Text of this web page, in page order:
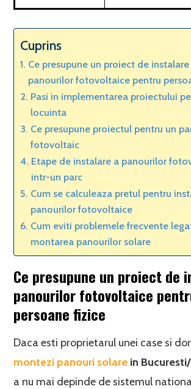
Cuprins
Ce presupune un proiect de instalare
panourilor fotovoltaice pentru
Pasi in implementarea proiectului
locuinta
Ce presupune proiectul pentru un
fotovoltaic
Etape de instalare a panourilor
intr-un parc
Cum se calculeaza pretul pentru
panourilor fotovoltaice
Cum eviti problemele frecvente
montarea panourilor solare
Ce presupune un proiect de
panourilor fotovoltaice
persoane fizice
Daca esti proprietarul unei case si
montezi panouri solare in
a nu mai depinde de sistemul